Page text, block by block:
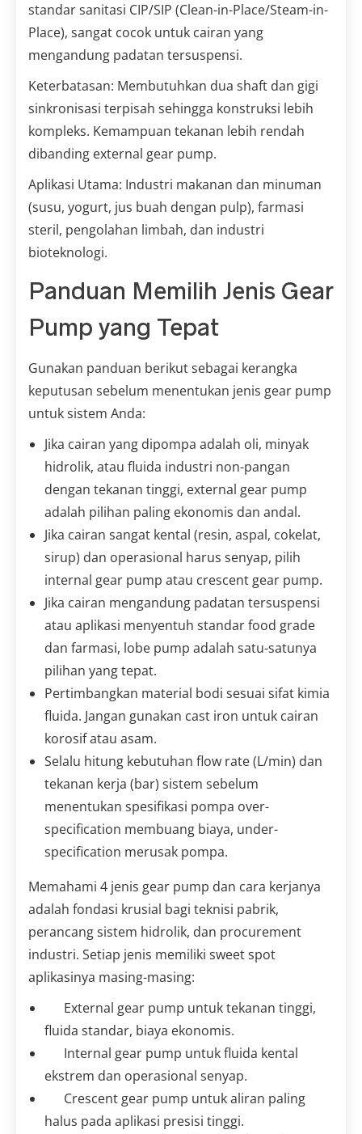
standar sanitasi CIP/SIP (Clean-in-Place/Steam-in-
Place), sangat cocok untuk cairan yang
mengandung padatan tersuspensi.
Keterbatasan: Membutuhkan dua shaft dan gigi
sinkronisasi terpisah sehingga konstruksi lebih
kompleks. Kemampuan tekanan lebih rendah
dibanding external gear pump.
Aplikasi Utama: Industri makanan dan minuman
(susu, yogurt, jus buah dengan pulp), farmasi
steril, pengolahan limbah, dan industri
bioteknologi.
Panduan Memilih Jenis Gear
Pump yang Tepat
Gunakan panduan berikut sebagai kerangka
keputusan sebelum menentukan jenis gear pump
untuk sistem Anda:
Jika cairan yang dipompa adalah oli, minyak
hidrolik, atau fluida industri non-pangan
dengan tekanan tinggi, external gear pump
adalah pilihan paling ekonomis dan andal.
Jika cairan sangat kental (resin, aspal, cokelat,
sirup) dan operasional harus senyap, pilih
internal gear pump atau crescent gear pump.
Jika cairan mengandung padatan tersuspensi
atau aplikasi menyentuh standar food grade
dan farmasi, lobe pump adalah satu-satunya
pilihan yang tepat.
Pertimbangkan material bodi sesuai sifat kimia
fluida. Jangan gunakan cast iron untuk cairan
korosif atau asam.
Selalu hitung kebutuhan flow rate (L/min) dan
tekanan kerja (bar) sistem sebelum
menentukan spesifikasi pompa over-
specification membuang biaya, under-
specification merusak pompa.
Memahami 4 jenis gear pump dan cara kerjanya
adalah fondasi krusial bagi teknisi pabrik,
perancang sistem hidrolik, dan procurement
industri. Setiap jenis memiliki sweet spot
aplikasinya masing-masing:
External gear pump untuk tekanan tinggi,
fluida standar, biaya ekonomis.
Internal gear pump untuk fluida kental
ekstrem dan operasional senyap.
Crescent gear pump untuk aliran paling
halus pada aplikasi presisi tinggi.